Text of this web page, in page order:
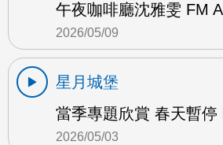
午夜咖啡廳沈雅雯 FM
2026/05/09
星月城堡
當季專題欣賞 春天暫停
2026/05/03